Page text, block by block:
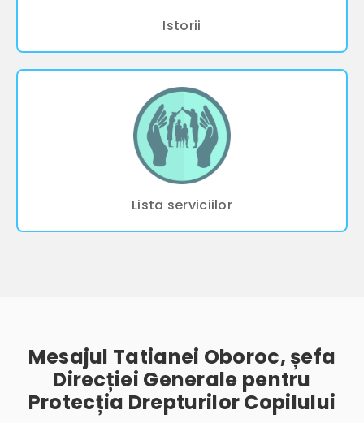
Istorii
Lista serviciilor
Mesajul Tatianei Oboroc, șefa
Direcției Generale pentru
Protecția Drepturilor Copilului